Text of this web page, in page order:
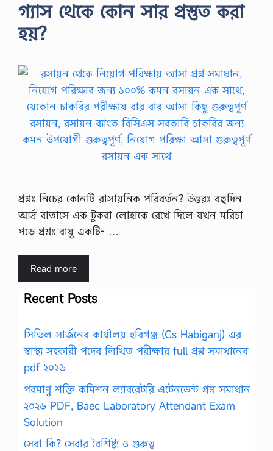
গ্যাস থেকে কোন সার প্রস্তুত করা
হয়?
প্রশ্নঃ নিচের কোনটি রাসায়নিক পরিবর্তন? উত্তরঃ বহুদিন
আর্দ্র বাতাসে এক টুকরা লোহাকে রেখে দিলে যখন মরিচা
পড়ে প্রশ্নঃ বায়ু একটি- …
Read more
Recent Posts
সিভিল সার্জনের কার্যালয় হবিগঞ্জ (Cs Habiganj) এর
স্বাস্থ্য সহকারী পদের লিখিত পরীক্ষার full প্রশ্ন সমাধানের
pdf ২০২৬
পরমাণু শক্তি কমিশন ল্যাবরেটরি এটেনডেন্ট প্রশ্ন সমাধান
২০২৬ PDF, Baec Laboratory Attendant Exam
Solution
সেবা কি? সেবার বৈশিষ্ট্য ও গুরুত্ব